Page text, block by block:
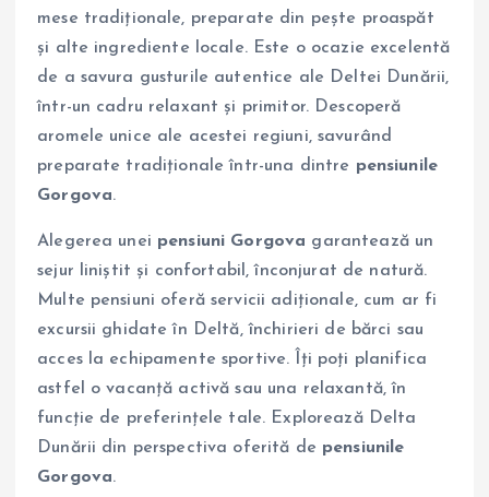
mese tradiționale, preparate din pește proaspăt
și alte ingrediente locale. Este o ocazie excelentă
de a savura gusturile autentice ale Deltei Dunării,
într-un cadru relaxant și primitor. Descoperă
aromele unice ale acestei regiuni, savurând
preparate tradiționale într-una dintre pensiunile
Gorgova.
Alegerea unei pensiuni Gorgova garantează un
sejur liniștit și confortabil, înconjurat de natură.
Multe pensiuni oferă servicii adiționale, cum ar fi
excursii ghidate în Deltă, închirieri de bărci sau
acces la echipamente sportive. Îți poți planifica
astfel o vacanță activă sau una relaxantă, în
funcție de preferințele tale. Explorează Delta
Dunării din perspectiva oferită de pensiunile
Gorgova.